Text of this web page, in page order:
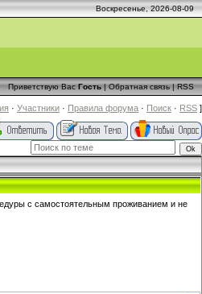
Воскресенье, 2026-08-09
Приветствую Вас Гость|Обратная связь|RSS
· Участники · Правила форума · Поиск · RSS ]
с самостоятельным проживанием и не